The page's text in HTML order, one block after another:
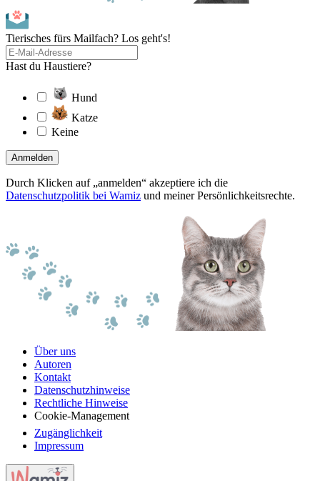
Tierisches fürs Mailfach? Los geht's!
Hast du Haustiere?
Hund
Katze
Keine
Anmelden
Durch Klicken auf „anmelden“ akzeptiere ich die
Datenschutzpolitik bei Wamiz und meiner Persönlichkeitsrechte.
Über uns
Autoren
Kontakt
Datenschutzhinweise
Rechtliche Hinweise
Cookie-Management
Zugänglichkeit
Impressum